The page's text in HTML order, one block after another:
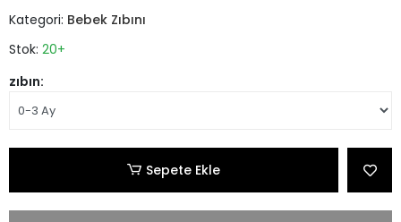
Kategori: Bebek Zıbını
Stok: 20+
zıbın:
Sepete Ekle